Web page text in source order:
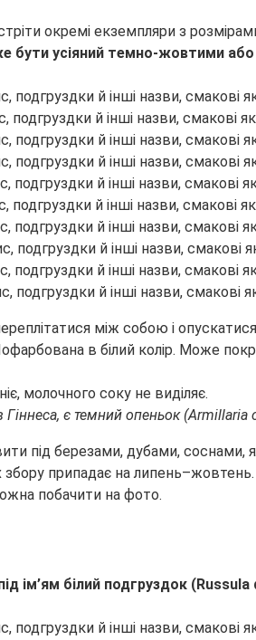
окремі екземпляри з
бути усіяний темно-жовтими
між собою і опускатися
в білий колір. Може
молочного соку не виділяє.
є темний опеньок
під березами, дубами, соснами,
збору припадає на липень–жовтень.
побачити на фото.
ім’ям білий подгруздок